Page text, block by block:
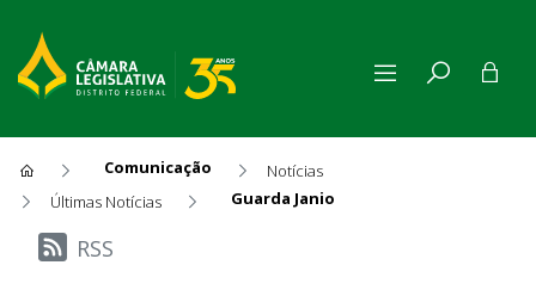
Comunicação
Notícias
Últimas Notícias
Guarda Janio
Últimas Notícias
RSS